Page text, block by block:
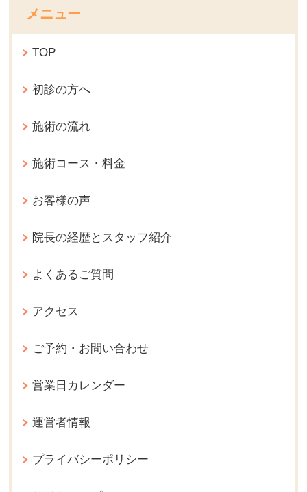
メニュー
TOP
初診の方へ
施術の流れ
施術コース・料金
お客様の声
院長の経歴とスタッフ紹介
よくあるご質問
アクセス
ご予約・お問い合わせ
営業日カレンダー
運営者情報
プライバシーポリシー